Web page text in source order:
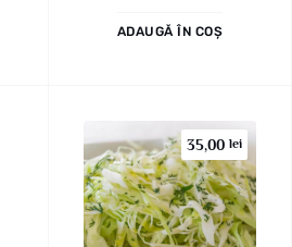
ADAUGĂ ÎN COȘ
35,00lei